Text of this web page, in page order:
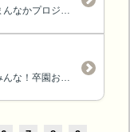
だいにニュース【えほん・まんなかプロジェクト⑩】年長卒園記念『絵本遠足』にでかけました☆をアップしました☆彡
だいにニュース「きく組のみんな！卒園おめでとう☆」をアップしました。